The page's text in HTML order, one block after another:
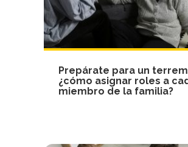
Prepárate para un
¿cómo asignar roles a
miembro de la familia?